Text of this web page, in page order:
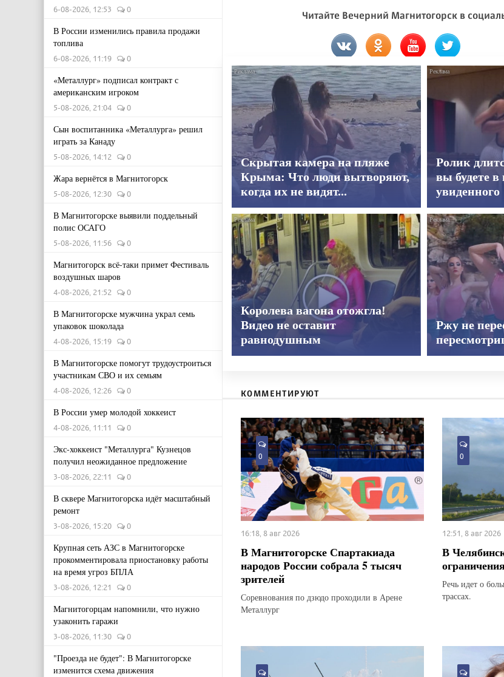
6-08-2026, 12:53 0
В России изменились правила продажи
топлива
6-08-2026, 11:19 0
«Металлург» подписал контракт с
американским игроком
5-08-2026, 21:04 0
Сын воспитанника «Металлурга» решил
играть за Канаду
5-08-2026, 14:12 0
Жара вернётся в Магнитогорск
5-08-2026, 12:30 0
В Магнитогорске выявили поддельный
полис ОСАГО
5-08-2026, 11:56 0
Магнитогорск всё-таки примет Фестиваль
воздушных шаров
4-08-2026, 21:52 0
В Магнитогорске мужчина украл семь
упаковок шоколада
4-08-2026, 15:19 0
В Магнитогорске помогут трудоустроиться
участникам СВО и их семьям
4-08-2026, 12:26 0
В России умер молодой хоккеист
4-08-2026, 11:11 0
Экс-хоккеист "Металлурга" Кузнецов
получил неожиданное предложение
3-08-2026, 22:11 0
В сквере Магнитогорска идёт масштабный
ремонт
3-08-2026, 15:20 0
Крупная сеть АЗС в Магнитогорске
прокомментировала приостановку работы
на время угроз БПЛА
3-08-2026, 12:21 0
Магнитогорцам напомнили, что нужно
узаконить гаражи
3-08-2026, 11:30 0
"Проезда не будет": В Магнитогорске
изменится схема движения
Читайте Вечерний Магнитогорск в
Скрытая камера на пляже
Крыма: Что люди вытворяют,
когда их не видят...
Ролик
вы будете
увиденного
Королева вагона отожгла!
Видео не оставит
равнодушным
Ржу не
КОММЕНТИРУЮТ
0
16:18, 8 авг 2026
В Магнитогорске Спартакиада
народов России собрала 5 тысяч
зрителей
Соревнования по дзюдо проходили в Арене
Металлург
0
12:51, 8 авг 2026
В
Речь идет о
трассах.